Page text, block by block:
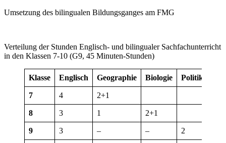
Umsetzung des bilingualen Bildungsganges am FMG
Verteilung der Stunden Englisch- und bilingualer Sachfachunterricht
in den Klassen 7-10 (G9, 45 Minuten-Stunden)
Klasse Englisch Geographie Biologie Politik
7 4 2+1
8 3 1 2+1
9 3 – – 2